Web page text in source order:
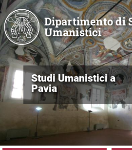
Salta al contenuto principale
Dipartimento di
Umanistici
Studi Umanistici a
Pavia